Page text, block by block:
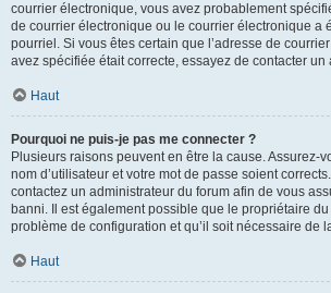
courrier électronique, vous avez probablement
de courrier électronique ou le courrier électronique a
pourriel. Si vous êtes certain que l’adresse de
avez spécifiée était correcte, essayez de contacter
Haut
Pourquoi ne puis-je pas me connecter ?
Plusieurs raisons peuvent en être la cause. Assurez-
nom d’utilisateur et votre mot de passe soient
contactez un administrateur du forum afin de vous
banni. Il est également possible que le propriétaire
problème de configuration et qu’il soit nécessaire de
Haut